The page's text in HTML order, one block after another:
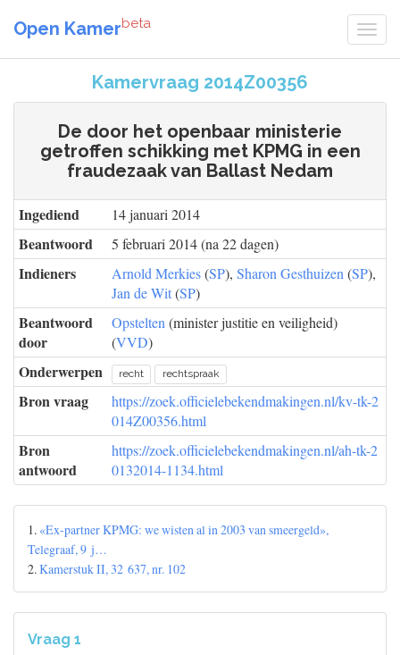
Open Kamerbeta
Kamervraag 2014Z00356
De door het openbaar ministerie
getroffen schikking met KPMG in een
fraudezaak van Ballast Nedam
Ingediend 14 januari 2014
Beantwoord 5 februari 2014 (na 22 dagen)
Indieners Arnold Merkies(SP), Sharon Gesthuizen (SP),
Jan de Wit(SP)
Beantwoord
door
Opstelten (minister justitie en veiligheid)
(VVD)
Onderwerpen recht rechtspraak
Bron vraag
https://zoek.officielebekendmakingen.nl/kv-tk-2
014Z00356.html
Bron
antwoord
https://zoek.officielebekendmakingen.nl/ah-tk-2
0132014-1134.html
1. «Ex-partner KPMG: we wisten al in 2003 van smeergeld»,
Telegraaf, 9 j…
2.Kamerstuk II, 32 637, nr. 102
Vraag 1